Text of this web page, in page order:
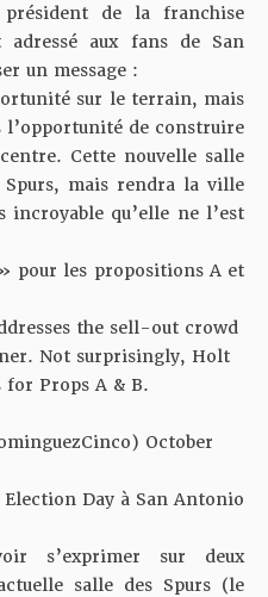
de la franchise
aux fans de San
un message :
sur le terrain, mais
l’opportunité de construire
Cette nouvelle salle
Spurs, mais rendra la ville
incroyable qu’elle ne l’est
pour les propositions A et
the sell-out crowd
Not surprisingly, Holt
for Props A & B.
October
Day à San Antonio
s’exprimer sur deux
salle des Spurs (le